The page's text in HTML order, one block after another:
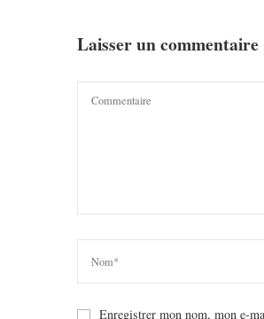
Laisser un commentaire
Enregistrer mon nom, mon e-